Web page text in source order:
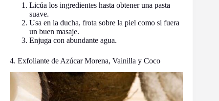
Licúa los ingredientes hasta obtener una pasta
suave.
Usa en la ducha, frota sobre la piel como si fuera
un buen masaje.
Enjuga con abundante agua.
4. Exfoliante de Azúcar Morena, Vainilla y Coco